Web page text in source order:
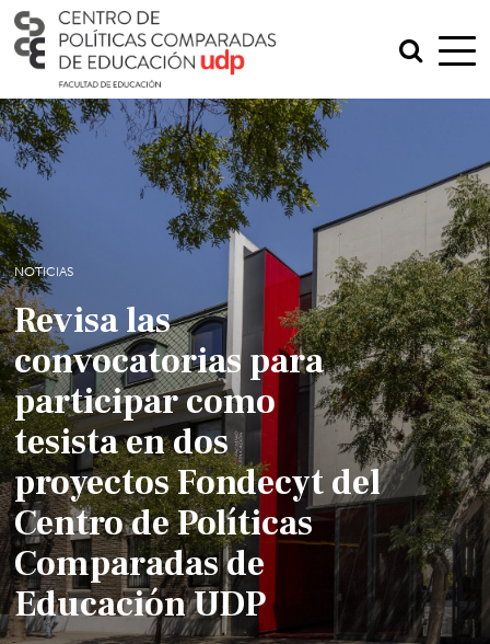
NOTICIAS
Revisa las
convocatorias para
participar como
tesista en dos
proyectos Fondecyt del
Centro de Políticas
Comparadas de
Educación UDP